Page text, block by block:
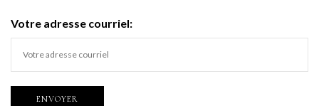
Votre adresse courriel: